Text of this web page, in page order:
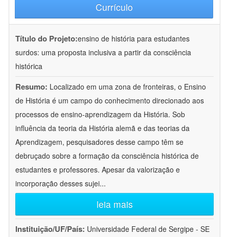
Currículo
Título do Projeto:ensino de história para estudantes
surdos: uma proposta inclusiva a partir da consciência
histórica
Resumo: Localizado em uma zona de fronteiras, o Ensino
de História é um campo do conhecimento direcionado aos
processos de ensino-aprendizagem da História. Sob
influência da teoria da História alemã e das teorias da
Aprendizagem, pesquisadores desse campo têm se
debruçado sobre a formação da consciência histórica de
estudantes e professores. Apesar da valorização e
incorporação desses sujei...
leia mais
Instituição/UF/País: Universidade Federal de Sergipe - SE